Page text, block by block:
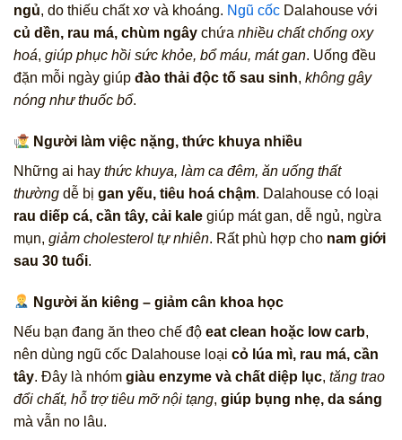
ngủ, do thiếu chất xơ và khoáng. Ngũ cốc Dalahouse với
củ dền, rau má, chùm ngây chứa nhiều chất chống oxy
hoá, giúp phục hồi sức khỏe, bổ máu, mát gan. Uống đều
đặn mỗi ngày giúp đào thải độc tố sau sinh, không gây
nóng như thuốc bổ.
Người làm việc nặng, thức khuya nhiều
Những ai hay thức khuya, làm ca đêm, ăn uống thất
thường dễ bị gan yếu, tiêu hoá chậm. Dalahouse có loại
rau diếp cá, cần tây, cải kale giúp mát gan, dễ ngủ, ngừa
mụn, giảm cholesterol tự nhiên. Rất phù hợp cho nam giới
sau 30 tuổi.
Người ăn kiêng – giảm cân khoa học
Nếu bạn đang ăn theo chế độ eat clean hoặc low carb,
nên dùng ngũ cốc Dalahouse loại cỏ lúa mì, rau má, cần
tây. Đây là nhóm giàu enzyme và chất diệp lục, tăng trao
đổi chất, hỗ trợ tiêu mỡ nội tạng, giúp bụng nhẹ, da sáng
mà vẫn no lâu.